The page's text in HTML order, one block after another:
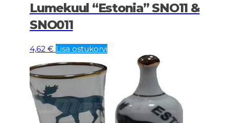
Lumekuul “Estonia” SNO11 &
SNO011
4,62 € Lisa ostukorvi